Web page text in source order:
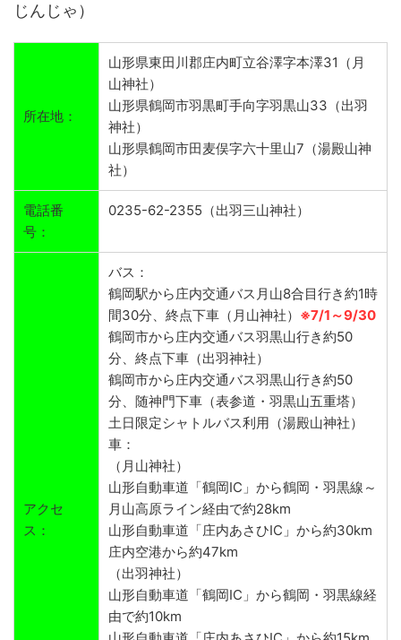
じんじゃ）
所在地：
山形県東田川郡庄内町立谷澤字本澤31（月
山神社）
山形県鶴岡市羽黒町手向字羽黒山33（出羽
神社）
山形県鶴岡市田麦俣字六十里山7（湯殿山神
社）
電話番
号：
0235-62-2355（出羽三山神社）
アクセ
ス：
バス：
鶴岡駅から庄内交通バス月山8合目行き約1時
間30分、終点下車（月山神社） ※7/1～9/30
鶴岡市から庄内交通バス羽黒山行き約50
分、終点下車（出羽神社）
鶴岡市から庄内交通バス羽黒山行き約50
分、随神門下車（表参道・羽黒山五重塔）
土日限定シャトルバス利用（湯殿山神社）
車：
（月山神社）
山形自動車道「鶴岡IC」から鶴岡・羽黒線～
月山高原ライン経由で約28km
山形自動車道「庄内あさひIC」から約30km
庄内空港から約47km
（出羽神社）
山形自動車道「鶴岡IC」から鶴岡・羽黒線経
由で約10km